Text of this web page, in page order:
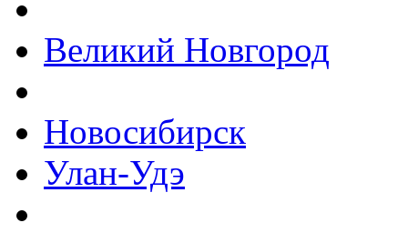
Великий Новгород
Новосибирск
Улан-Удэ